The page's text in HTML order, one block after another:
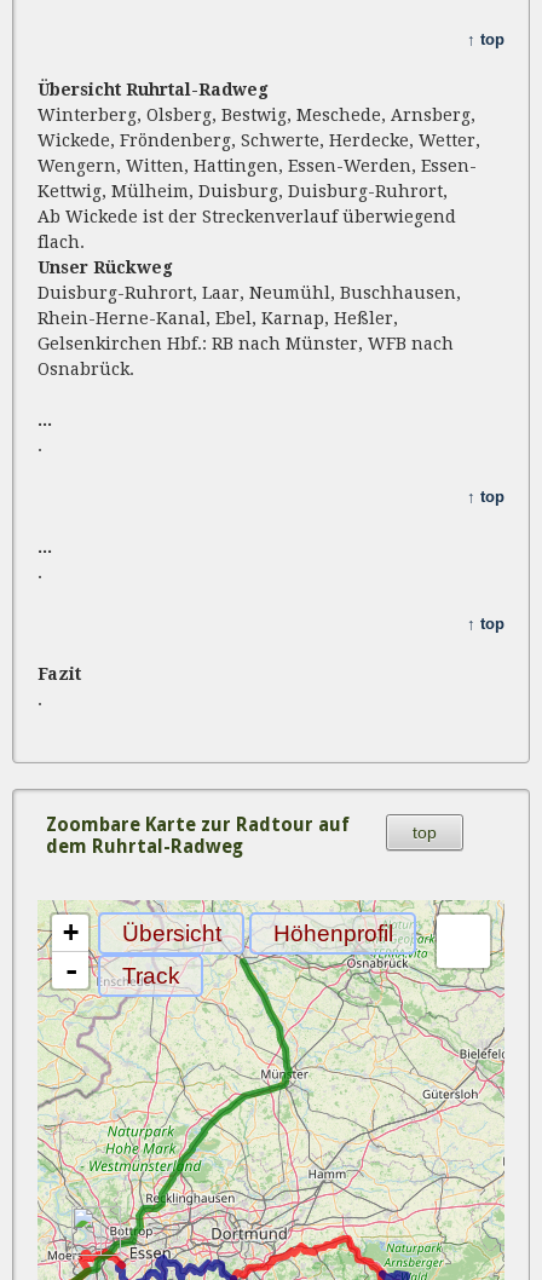
↑ top
Übersicht Ruhrtal-Radweg
Winterberg, Olsberg, Bestwig, Meschede, Arnsberg,
Wickede, Fröndenberg, Schwerte, Herdecke, Wetter,
Wengern, Witten, Hattingen, Essen-Werden, Essen-
Kettwig, Mülheim, Duisburg, Duisburg-Ruhrort,
Ab Wickede ist der Streckenverlauf überwiegend
flach.
Unser Rückweg
Duisburg-Ruhrort, Laar, Neumühl, Buschhausen,
Rhein-Herne-Kanal, Ebel, Karnap, Heßler,
Gelsenkirchen Hbf.: RB nach Münster, WFB nach
Osnabrück.
...
.
↑ top
...
.
↑ top
Fazit
.
Zoombare Karte zur Radtour auf
dem Ruhrtal-Radweg
top